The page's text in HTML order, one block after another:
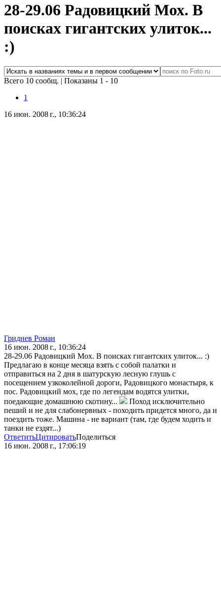
28-29.06 Радовицкий Мох. В
поисках гигантских улиток...
:)
Всего 10 сообщ. | Показаны 1 - 10
1
16 июн. 2008 г., 10:36:24
Гриднев Роман
16 июн. 2008 г., 10:36:24
28-29.06 Радовицкий Мох. В поисках гигантских улиток... :)
Предлагаю в конце месяца взять с собой палатки и
отправиться на 2 дня в шатурскую лесную глушь с
посещением узкоколейной дороги, Радовицкого монастыря, к
пос. Радовицкий мох, где по легендам водятся улитки,
поедающие домашнюю скотину...
Поход исключительно
пеший и не для слабонервных - походить придется много, да и
поездить тоже. Машина - не вариант (там, где будем ходить и
танки не ездят...)
ОтветитьЦитироватьПоделиться
16 июн. 2008 г., 17:06:19